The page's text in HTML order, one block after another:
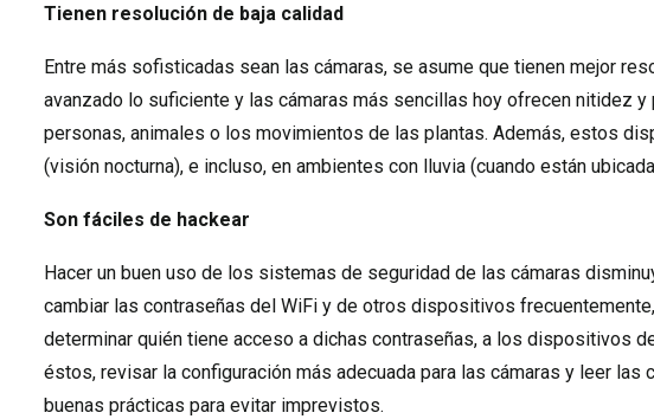
Tienen resolución de baja calidad
Entre más sofisticadas sean las cámaras, se asume que tienen mejor
avanzado lo suficiente y las cámaras más sencillas hoy ofrecen nitidez
personas, animales o los movimientos de las plantas. Además, estos
(visión nocturna), e incluso, en ambientes con lluvia (cuando están
Son fáciles de hackear
Hacer un buen uso de los sistemas de seguridad de las cámaras
cambiar las contraseñas del WiFi y de otros dispositivos
determinar quién tiene acceso a dichas contraseñas, a los dispositivos
éstos, revisar la configuración más adecuada para las cámaras y leer
buenas prácticas para evitar imprevistos.